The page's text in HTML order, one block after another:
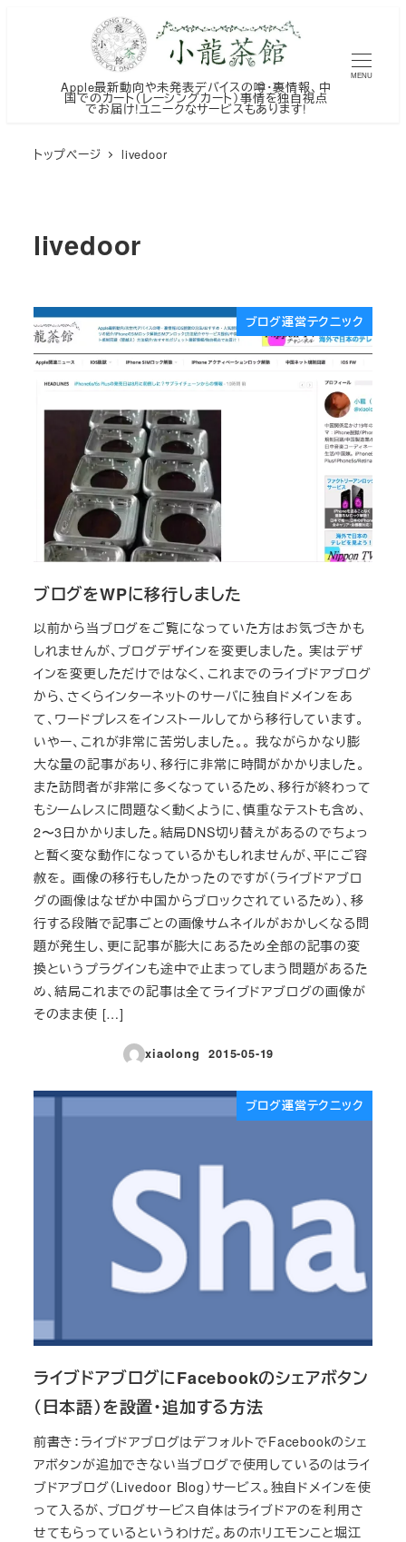
Apple最新動向や未発表デバイスの噂・裏情報、中
国でのカート（レーシングカート）事情を独自視点
でお届け!ユニークなサービスもあります!
MENU
トップページ livedoor
livedoor
ブログ運営テクニック
ブログをWPに移行しました
以前から当ブログをご覧になっていた方はお気づきかも
しれませんが、ブログデザインを変更しました。 実はデザ
インを変更しただけではなく、これまでのライブドアブログ
から、さくらインターネットのサーバに独自ドメインをあ
て、ワードプレスをインストールしてから移行しています。
いやー、これが非常に苦労しました。。 我ながらかなり膨
大な量の記事があり、移行に非常に時間がかかりました。
また訪問者が非常に多くなっているため、移行が終わって
もシームレスに問題なく動くように、慎重なテストも含め、
2〜3日かかりました。結局DNS切り替えがあるのでちょっ
と暫く変な動作になっているかもしれませんが、平にご容
赦を。 画像の移行もしたかったのですが（ライブドアブロ
グの画像はなぜか中国からブロックされているため）、移
行する段階で記事ごとの画像サムネイルがおかしくなる問
題が発生し、更に記事が膨大にあるため全部の記事の変
換というプラグインも途中で止まってしまう問題があるた
め、結局これまでの記事は全てライブドアブログの画像が
そのまま使 […]
xiaolong
投稿日
2015-05-19
ブログ運営テクニック
ライブドアブログにFacebookのシェアボタン
（日本語）を設置・追加する方法
前書き：ライブドアブログはデフォルトでFacebookのシェ
アボタンが追加できない当ブログで使用しているのはライ
ブドアブログ（Livedoor Blog）サービス。独自ドメインを使
って入るが、ブログサービス自体はライブドアのを利用さ
せてもらっているというわけだ。あのホリエモンこと堀江